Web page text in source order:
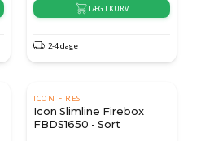
LÆG I KURV
2-4 dage
ICON FIRES
Icon Slimline Firebox
FBDS1650 - Sort